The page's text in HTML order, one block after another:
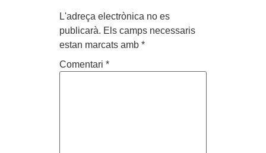
L'adreça electrònica no es
publicarà. Els camps necessaris
estan marcats amb *
Comentari *